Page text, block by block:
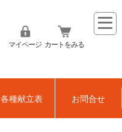
マイページ カートをみる
各種献立表 お問合せ